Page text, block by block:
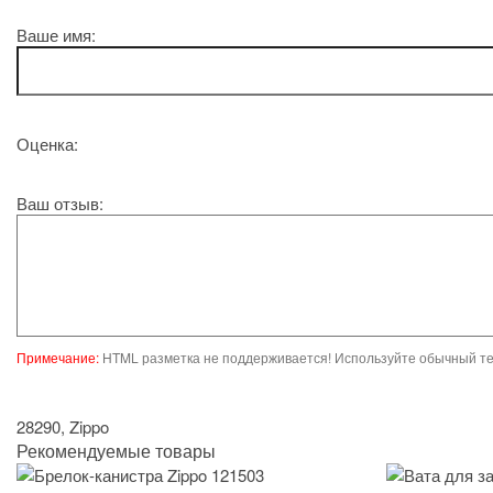
Ваше имя:
Оценка:
Ваш отзыв:
Примечание: HTML разметка не поддерживается! Используйте обычный
28290, Zippo
Рекомендуемые товары